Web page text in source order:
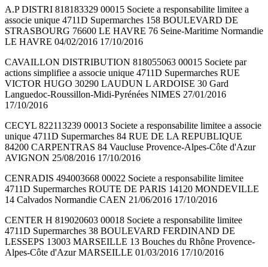
A.P DISTRI 818183329 00015 Societe a responsabilite limitee a
associe unique 4711D Supermarches 158 BOULEVARD DE
STRASBOURG 76600 LE HAVRE 76 Seine-Maritime Normandie
LE HAVRE 04/02/2016 17/10/2016
CAVAILLON DISTRIBUTION 818055063 00015 Societe par
actions simplifiee a associe unique 4711D Supermarches RUE
VICTOR HUGO 30290 LAUDUN L ARDOISE 30 Gard
Languedoc-Roussillon-Midi-Pyrénées NIMES 27/01/2016
17/10/2016
CECYL 822113239 00013 Societe a responsabilite limitee a associe
unique 4711D Supermarches 84 RUE DE LA REPUBLIQUE
84200 CARPENTRAS 84 Vaucluse Provence-Alpes-Côte d'Azur
AVIGNON 25/08/2016 17/10/2016
CENRADIS 494003668 00022 Societe a responsabilite limitee
4711D Supermarches ROUTE DE PARIS 14120 MONDEVILLE
14 Calvados Normandie CAEN 21/06/2016 17/10/2016
CENTER H 819020603 00018 Societe a responsabilite limitee
4711D Supermarches 38 BOULEVARD FERDINAND DE
LESSEPS 13003 MARSEILLE 13 Bouches du Rhône Provence-
Alpes-Côte d'Azur MARSEILLE 01/03/2016 17/10/2016